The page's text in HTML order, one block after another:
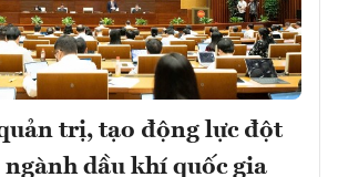
trị, tạo động lực đột
ngành dầu khí quốc gia